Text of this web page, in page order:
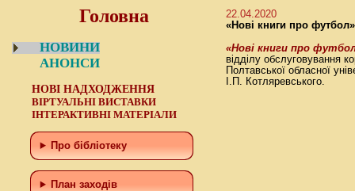
Головна
НОВИНИ
АНОНСИ
НОВІ НАДХОДЖЕННЯ
ВІРТУАЛЬНІ ВИСТАВКИ
ІНТЕРАКТИВНІ МАТЕРІАЛИ
Про бібліотеку
План заходів
22.04.2020
«Нові книги про футбол»
«Нові книги про
відділу обслуговування
Полтавської обласної
І.П. Котляревського.